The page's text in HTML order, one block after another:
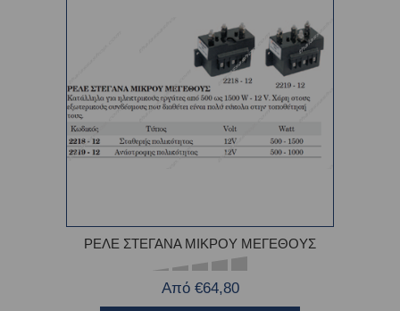
ΡΕΛΕ ΣΤΕΓΑΝΑ ΜΙΚΡΟΥ ΜΕΓΕΘΟΥΣ
Από €64,80